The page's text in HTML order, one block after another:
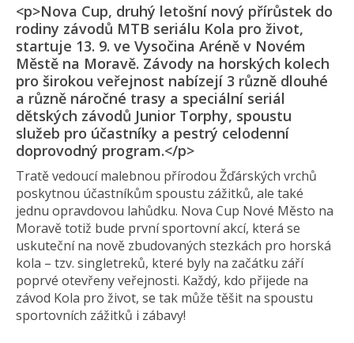
<p>Nova Cup, druhý letošní nový přírůstek do
rodiny závodů MTB seriálu Kola pro život,
startuje 13. 9. ve Vysočina Aréně v Novém
Městě na Moravě. Závody na horských kolech
pro širokou veřejnost nabízejí 3 různě dlouhé
a různě náročné trasy a speciální seriál
dětských závodů Junior Torphy, spoustu
služeb pro účastníky a pestrý celodenní
doprovodný program.</p>
Tratě vedoucí malebnou přírodou Žďárských vrchů
poskytnou účastníkům spoustu zážitků, ale také
jednu opravdovou lahůdku. Nova Cup Nové Město na
Moravě totiž bude první sportovní akcí, která se
uskuteční na nově zbudovaných stezkách pro horská
kola – tzv. singletreků, které byly na začátku září
poprvé otevřeny veřejnosti. Každý, kdo přijede na
závod Kola pro život, se tak může těšit na spoustu
sportovních zážitků i zábavy!